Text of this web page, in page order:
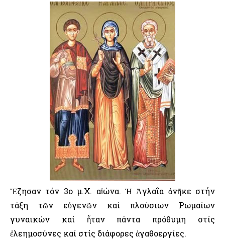
Ἔζησαν τόν 3ο μ.Χ. αἰώνα. Ἡ Ἀγλαΐα ἀνῆκε στήν
τάξη τῶν εὐγενῶν καί πλούσιων Ρωμαίων
γυναικών καί ἦταν πάντα πρόθυμη στίς
ἐλεημοσύνες καί στίς διάφορες ἀγαθοεργίες.